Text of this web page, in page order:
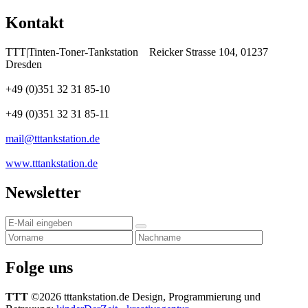
Kontakt
TTT|Tinten-Toner-Tankstation
Reicker Strasse 104, 01237
Dresden
+49 (0)351 32 31 85-10
+49 (0)351 32 31 85-11
mail@tttankstation.de
www.tttankstation.de
Newsletter
Folge uns
TTT ©2026 tttankstation.de Design, Programmierung und